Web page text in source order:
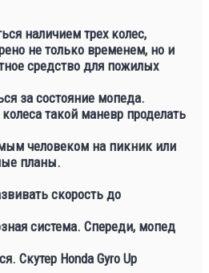
наличием трех колес,
не только временем, но и
средство для пожилых
за состояние мопеда.
такой маневр проделать
человеком на пикник или
планы.
скорость до
система. Спереди, мопед
Скутер Honda Gyro Up